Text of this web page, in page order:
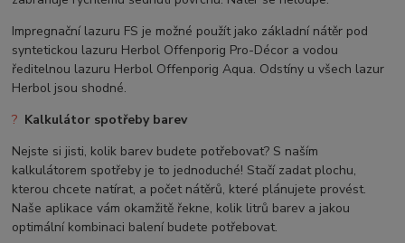
Impregnační lazuru FS je možné použít jako základní nátěr pod
syntetickou lazuru Herbol Offenporig Pro-Décor a vodou
ředitelnou lazuru Herbol Offenporig Aqua. Odstíny u všech lazur
Herbol jsou shodné.
? Kalkulátor spotřeby barev
Nejste si jisti, kolik barev budete potřebovat? S naším
kalkulátorem spotřeby je to jednoduché! Stačí zadat plochu,
kterou chcete natírat, a počet nátěrů, které plánujete provést.
Naše aplikace vám okamžitě řekne, kolik litrů barev a jakou
optimální kombinaci balení budete potřebovat.